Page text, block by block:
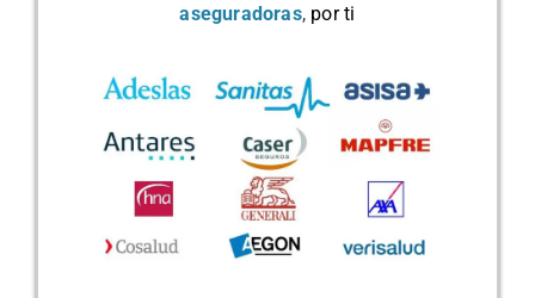
aseguradoras, por ti